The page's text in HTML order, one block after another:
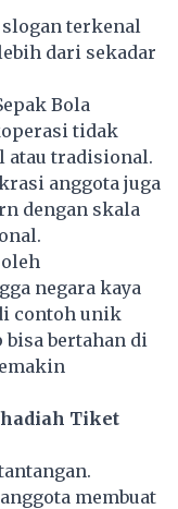
terkenal
dari sekadar
Bola
tidak
atau tradisional.
anggota juga
dengan skala
negara kaya
contoh unik
bertahan di
Tiket
membuat